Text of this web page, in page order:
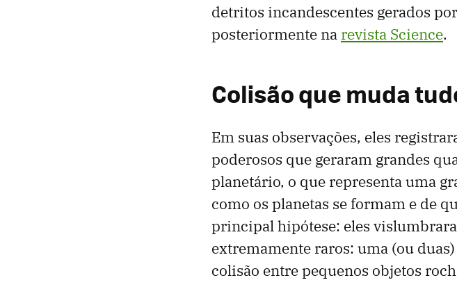
detritos incandescentes gerados
posteriormente na revista Science.
Colisão que muda
Em suas observações, eles
poderosos que geraram grandes
planetário, o que representa uma
como os planetas se formam e de
principal hipótese: eles
extremamente raros: uma (ou
colisão entre pequenos objetos